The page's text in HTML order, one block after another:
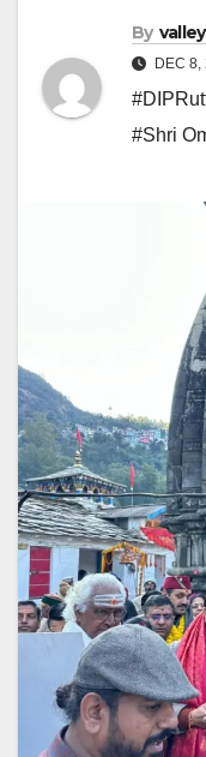
By
DEC 8,
#Shri